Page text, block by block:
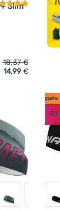
Slim
'Stirnband Buff
18,37€
14,99 €
code:
-23